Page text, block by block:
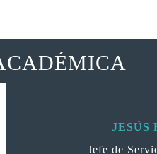
JESÚS
Jefe de